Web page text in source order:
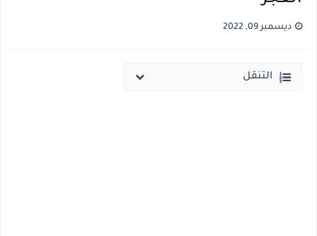
ديسمبر 09, 2022
التنقل